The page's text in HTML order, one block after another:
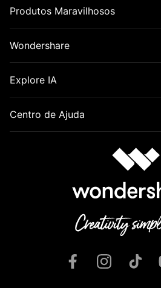
Produtos Maravilhosos
Wondershare
Explore IA
Centro de Ajuda